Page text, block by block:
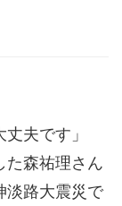
夫です」
た森祐理さん
淡路大震災で